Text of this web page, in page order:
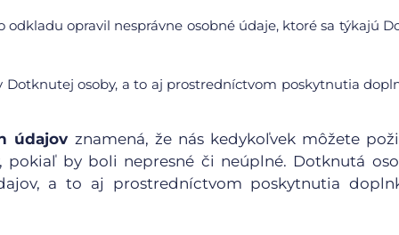
opravil nesprávne osobné údaje, ktoré sa týkajú
osoby, a to aj prostredníctvom poskytnutia
údajov znamená, že nás kedykoľvek môžete
pokiaľ by boli nepresné či neúplné. Dotknutá
a to aj prostredníctvom poskytnutia